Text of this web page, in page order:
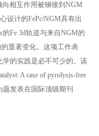
相互作用被铆接到NGM
设计的FePc/NGM具有出
Fe 3d轨道与来自NGM的
显著变化。这项工作表
的实践是必不可少的。该
A case of pyrolysis-free
题发表在国际顶级期刊